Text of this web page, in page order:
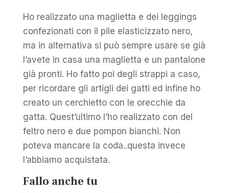
Ho realizzato una maglietta e dei leggings
confezionati con il pile elasticizzato nero,
ma in alternativa si può sempre usare se già
l’avete in casa una maglietta e un pantalone
già pronti. Ho fatto poi degli strappi a caso,
per ricordare gli artigli dei gatti ed infine ho
creato un cerchietto con le orecchie da
gatta. Quest’ultimo l’ho realizzato con del
feltro nero e due pompon bianchi. Non
poteva mancare la coda..questa invece
l’abbiamo acquistata.
Fallo anche tu